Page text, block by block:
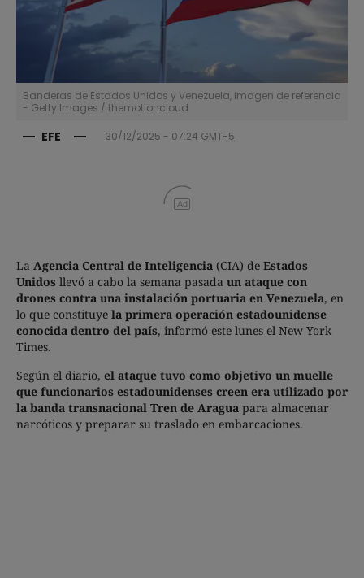
Banderas de Estados Unidos y Venezuela, imagen de referencia
- Getty Images / themotioncloud
EFE 30/12/2025 - 07:24 GMT-5
Ad
La Agencia Central de Inteligencia (CIA) de Estados
Unidos llevó a cabo la semana pasada un ataque con
drones contra una instalación portuaria en Venezuela, en
lo que constituye la primera operación estadounidense
conocida dentro del país, informó este lunes el New York
Times.
Según el diario, el ataque tuvo como objetivo un muelle
que funcionarios estadounidenses creen era utilizado por
la banda transnacional Tren de Aragua para almacenar
narcóticos y preparar su traslado en embarcaciones.